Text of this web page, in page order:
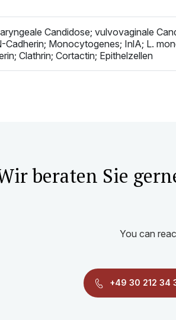
Candidose; vulvovaginale
Cadherin; Monocytogenes; InlA; L.
Clathrin; Cortactin; Epithelzellen
beraten Sie
You can
+49 30 212 34